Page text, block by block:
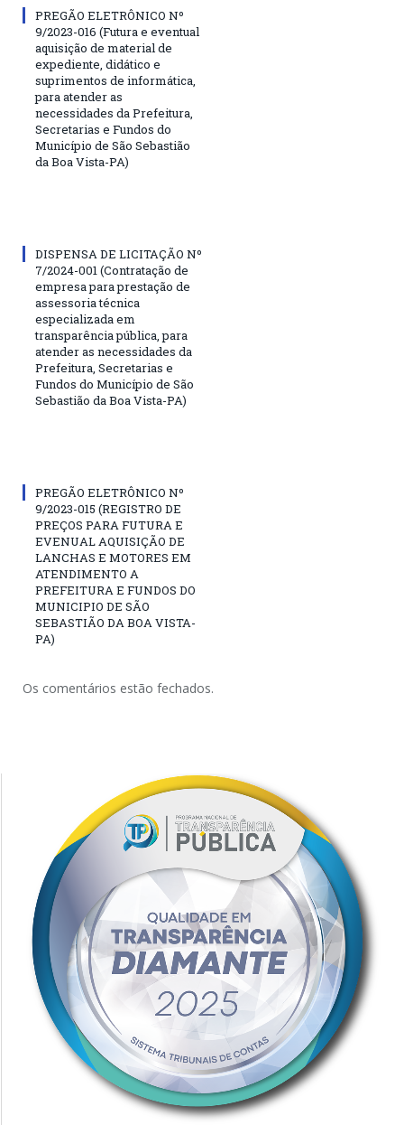
PREGÃO ELETRÔNICO Nº
9/2023-016 (Futura e eventual
aquisição de material de
expediente, didático e
suprimentos de informática,
para atender as
necessidades da Prefeitura,
Secretarias e Fundos do
Município de São Sebastião
da Boa Vista-PA)
DISPENSA DE LICITAÇÃO Nº
7/2024-001 (Contratação de
empresa para prestação de
assessoria técnica
especializada em
transparência pública, para
atender as necessidades da
Prefeitura, Secretarias e
Fundos do Município de São
Sebastião da Boa Vista-PA)
PREGÃO ELETRÔNICO Nº
9/2023-015 (REGISTRO DE
PREÇOS PARA FUTURA E
EVENUAL AQUISIÇÃO DE
LANCHAS E MOTORES EM
ATENDIMENTO A
PREFEITURA E FUNDOS DO
MUNICIPIO DE SÃO
SEBASTIÃO DA BOA VISTA-
PA)
Os comentários estão fechados.